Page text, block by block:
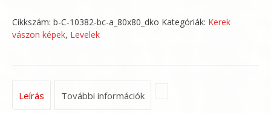
Tropics
in
Cikkszám: b-C-10382-bc-a_80x80_dko Kategóriák: Kerek
vászon képek, Levelek
Leírás További információk